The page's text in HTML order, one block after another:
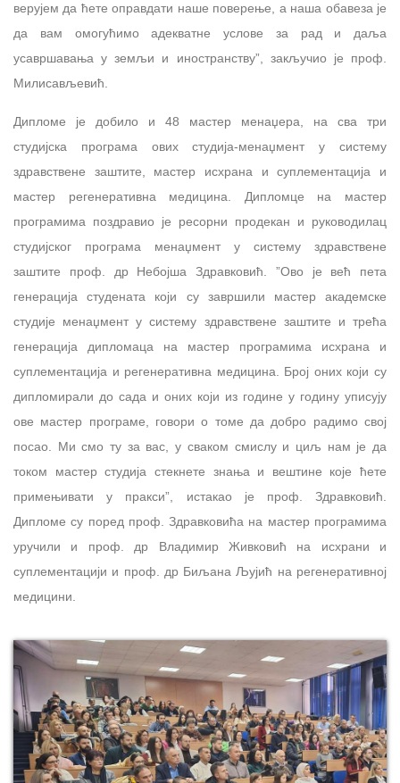
верујем да ћете оправдати наше поверење, а наша обавеза је
да вам омогућимо адекватне услове за рад и даља
усавршавања у земљи и иностранству”, закључио је проф.
Милисављевић.
Дипломе је добило и 48 мастер менаџера, на сва три
студијска програма ових студија-менаџмент у систему
здравствене заштите, мастер исхрана и суплементација и
мастер регенеративна медицина. Дипломце на мастер
програмима поздравио је ресорни продекан и руководилац
студијског програма менаџмент у систему здравствене
заштите проф. др Небојша Здравковић. ”Ово је већ пета
генерација студената који су завршили мастер академске
студије менаџмент у систему здравствене заштите и трећа
генерација дипломаца на мастер програмима исхрана и
суплементација и регенеративна медицина. Број оних који су
дипломирали до сада и оних који из године у годину уписују
ове мастер програме, говори о томе да добро радимо свој
посао. Ми смо ту за вас, у сваком смислу и циљ нам је да
током мастер студија стекнете знања и вештине које ћете
примењивати у пракси”, истакао је проф. Здравковић.
Дипломе су поред проф. Здравковића на мастер програмима
уручили и проф. др Владимир Живковић на исхрани и
суплементацији и проф. др Биљана Љујић на регенеративној
медицини.